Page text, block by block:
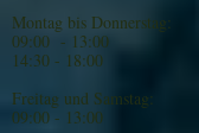
Montag bis Donnerstag:
09:00 - 13:00
14:30 - 18:00
Freitag und Samstag:
09:00 - 13:00